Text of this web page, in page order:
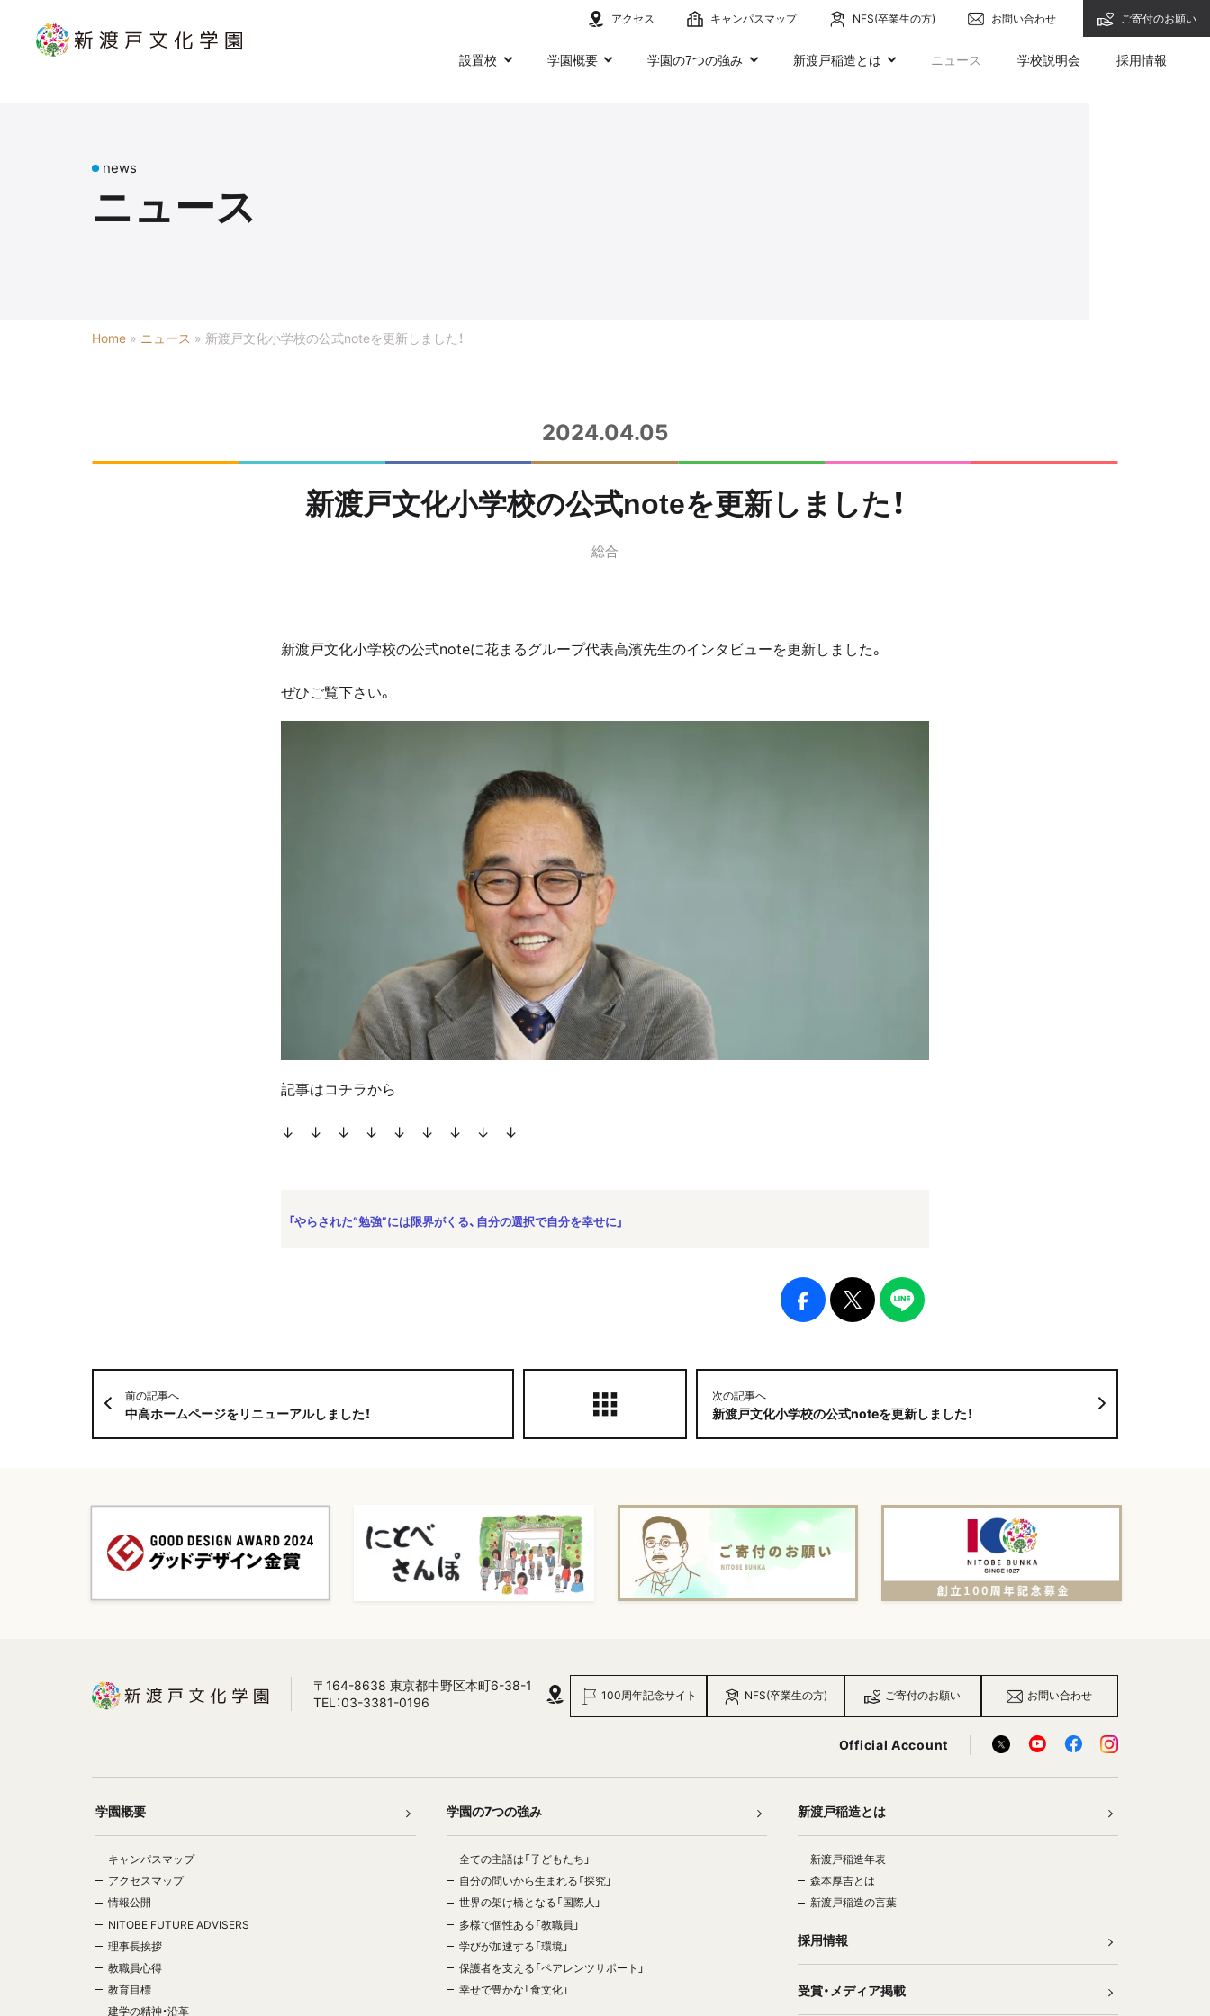
アクセス キャンパスマップ NFS(卒業生の方) お問い合わせ ご寄付のお願い
設置校 学園概要 学園の7つの強み 新渡戸稲造とは ニュース 学校説明会 採用情報
news
ニュース
Home » ニュース » 新渡戸文化小学校の公式noteを更新しました！
2024.04.05
新渡戸文化小学校の公式noteを更新しました！
総合
新渡戸文化小学校の公式noteに花まるグループ代表高濱先生のインタビューを更新しました。
ぜひご覧下さい。
記事はコチラから
↓ ↓ ↓ ↓ ↓ ↓ ↓ ↓ ↓
「やらされた“勉強”には限界がくる、自分の選択で自分を幸せに」
前の記事へ
中高ホームページをリニューアルしました！
次の記事へ
新渡戸文化小学校の公式noteを更新しました！
〒164-8638 東京都中野区本町6-38-1
TEL：03-3381-0196
100周年記念サイト NFS(卒業生の方) ご寄付のお願い お問い合わせ
Official Account
学園概要
キャンパスマップ
アクセスマップ
情報公開
NITOBE FUTURE ADVISERS
理事長挨拶
教職員心得
教育目標
建学の精神・沿革
学園の7つの強み
全ての主語は「子どもたち」
自分の問いから生まれる「探究」
世界の架け橋となる「国際人」
多様で個性ある「教職員」
学びが加速する「環境」
保護者を支える「ペアレンツサポート」
幸せで豊かな「食文化」
新渡戸稲造とは
新渡戸稲造年表
森本厚吉とは
新渡戸稲造の言葉
採用情報
受賞・メディア掲載